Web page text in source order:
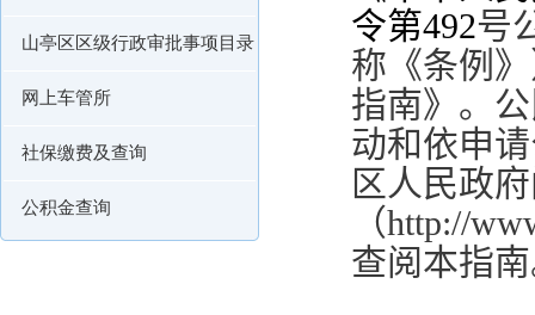
山亭区区级行政审批事项目录
网上车管所
社保缴费及查询
公积金查询
令第492号
称《条例
指南》。
动和依申
区人民政
（http://
查阅本指